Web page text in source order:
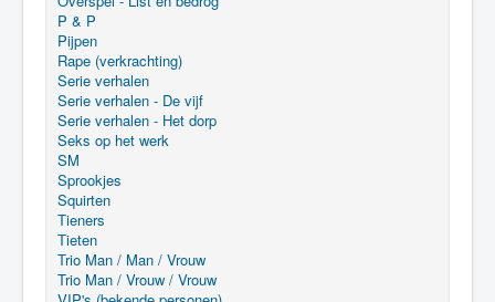
P & P
Pijpen
Rape (verkrachting)
Serie verhalen
Serie verhalen - De vijf
Serie verhalen - Het dorp
Seks op het werk
SM
Sprookjes
Squirten
Tieners
Tieten
Trio Man / Man / Vrouw
Trio Man / Vrouw / Vrouw